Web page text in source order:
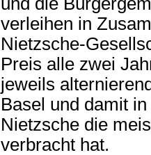
verleihen in
Nietzsche-
Preis alle zwei
jeweils
Basel und damit
Nietzsche die
verbracht hat.